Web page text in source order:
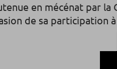
en mécénat par la
de sa participation